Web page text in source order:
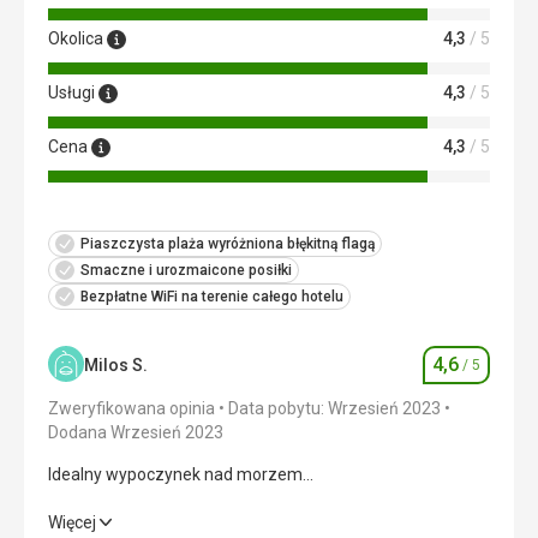
Okolica 4,3 / 5
Usługi 4,3 / 5
Cena 4,3 / 5
Piaszczysta plaża wyróżniona błękitną flagą
Smaczne i urozmaicone posiłki
Bezpłatne WiFi na terenie całego hotelu
Milos S. Ocena
4,6 / 5
Zweryfikowana opinia
Data pobytu: Wrzesień 2023
Dodana Wrzesień 2023
Idealny wypoczynek nad morzem...
Idealny wypoczynek nad morzem...
Więcej